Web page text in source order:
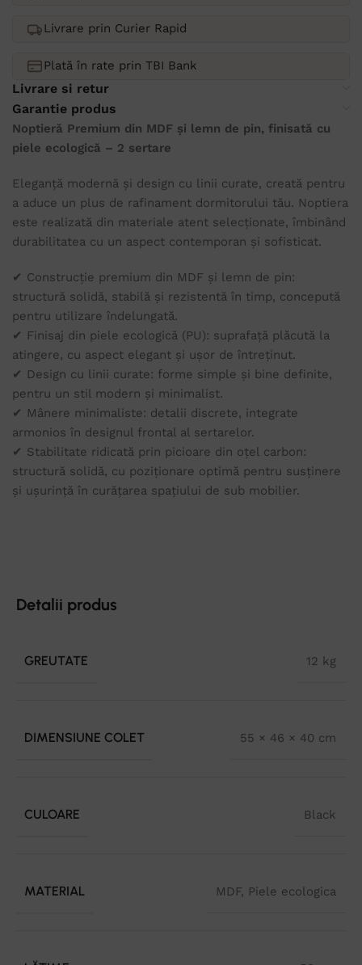
Livrare prin Curier Rapid
Plată în rate prin TBI Bank
Livrare si retur
Garantie produs
Noptieră Premium din MDF și lemn de pin, finisată cu
piele ecologică – 2 sertare
Eleganță modernă și design cu linii curate, creată pentru
a aduce un plus de rafinament dormitorului tău. Noptiera
este realizată din materiale atent selecționate, îmbinând
durabilitatea cu un aspect contemporan și sofisticat.
✔ Construcție premium din MDF și lemn de pin:
structură solidă, stabilă și rezistentă în timp, concepută
pentru utilizare îndelungată.
✔ Finisaj din piele ecologică (PU): suprafață plăcută la
atingere, cu aspect elegant și ușor de întreținut.
✔ Design cu linii curate: forme simple și bine definite,
pentru un stil modern și minimalist.
✔ Mânere minimaliste: detalii discrete, integrate
armonios în designul frontal al sertarelor.
✔ Stabilitate ridicată prin picioare din oțel carbon:
structură solidă, cu poziționare optimă pentru susținere
și ușurință în curățarea spațiului de sub mobilier.
Detalii produs
GREUTATE 12 kg
DIMENSIUNE COLET 55 × 46 × 40 cm
CULOARE Black
MATERIAL MDF, Piele ecologica